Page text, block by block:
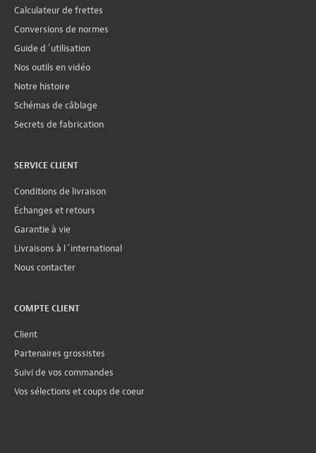
Calculateur de frettes
Conversions de normes
Guide d´utilisation
Nos outils en vidéo
Notre histoire
Schémas de câblage
Secrets de fabrication
SERVICE CLIENT
Conditions de livraison
Échanges et retours
Garantie à vie
Livraisons à l´international
Nous contacter
COMPTE CLIENT
Client
Partenaires grossistes
Suivi de vos commandes
Vos sélections et coups de coeur